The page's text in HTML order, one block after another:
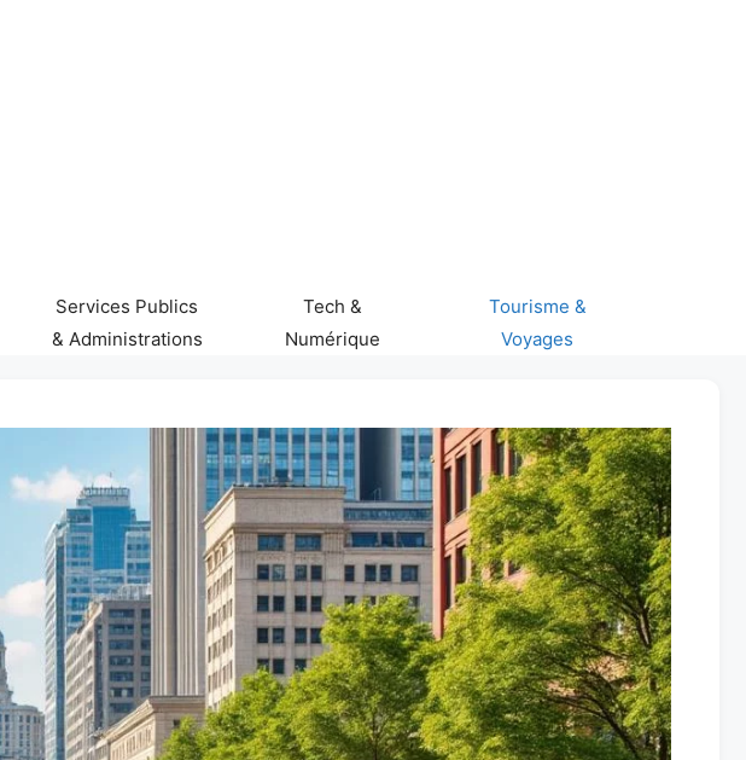
Services Publics
& Administrations
Tech &
Numérique
Tourisme &
Voyages